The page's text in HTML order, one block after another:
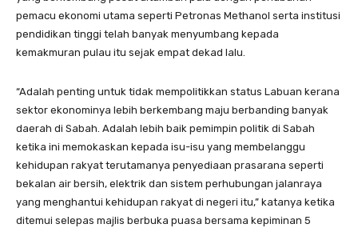
pemacu ekonomi utama seperti Petronas Methanol serta institusi
pendidikan tinggi telah banyak menyumbang kepada
kemakmuran pulau itu sejak empat dekad lalu.
“Adalah penting untuk tidak mempolitikkan status Labuan kerana
sektor ekonominya lebih berkembang maju berbanding banyak
daerah di Sabah. Adalah lebih baik pemimpin politik di Sabah
ketika ini memokaskan kepada isu-isu yang membelanggu
kehidupan rakyat terutamanya penyediaan prasarana seperti
bekalan air bersih, elektrik dan sistem perhubungan jalanraya
yang menghantui kehidupan rakyat di negeri itu,” katanya ketika
ditemui selepas majlis berbuka puasa bersama kepiminan 5